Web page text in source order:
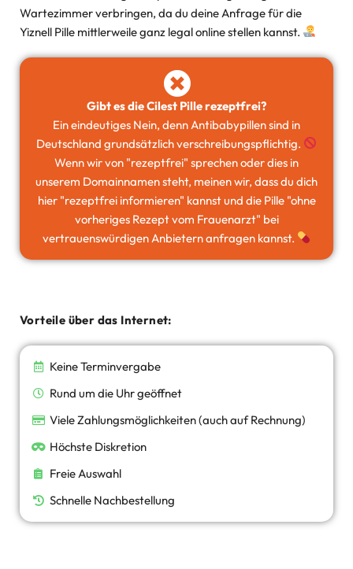
Wartezimmer verbringen, da du deine Anfrage für die
Yiznell Pille mittlerweile ganz legal online stellen kannst.
Gibt es die Cilest Pille rezeptfrei?
Ein eindeutiges Nein, denn Antibabypillen sind in
Deutschland grundsätzlich verschreibungspflichtig.
Wenn wir von "rezeptfrei" sprechen oder dies in
unserem Domainnamen steht, meinen wir, dass du dich
hier "rezeptfrei informieren" kannst und die Pille "ohne
vorheriges Rezept vom Frauenarzt" bei
vertrauenswürdigen Anbietern anfragen kannst.
Vorteile über das Internet:
Keine Terminvergabe
Rund um die Uhr geöffnet
Viele Zahlungsmöglichkeiten (auch auf Rechnung)
Höchste Diskretion
Freie Auswahl
Schnelle Nachbestellung